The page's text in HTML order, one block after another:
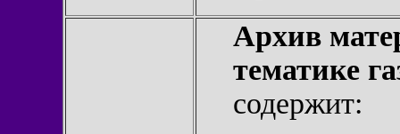
Архив
тематике
содержит: